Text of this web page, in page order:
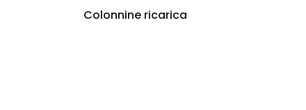
Colonnine ricarica